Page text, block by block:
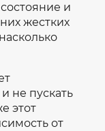
и
жестких
не пускать
этот
от